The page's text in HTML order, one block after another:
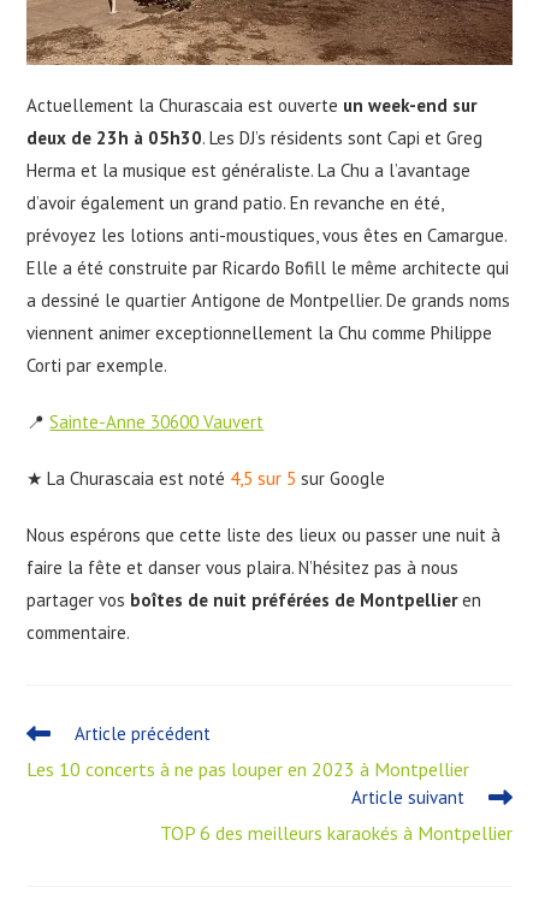
Actuellement la Churascaia est ouverte un week-end sur
deux de 23h à 05h30. Les DJ’s résidents sont Capi et Greg
Herma et la musique est généraliste. La Chu a l’avantage
d’avoir également un grand patio. En revanche en été,
prévoyez les lotions anti-moustiques, vous êtes en Camargue.
Elle a été construite par Ricardo Bofill le même architecte qui
a dessiné le quartier Antigone de Montpellier. De grands noms
viennent animer exceptionnellement la Chu comme Philippe
Corti par exemple.
📍Sainte-Anne 30600 Vauvert
★ La Churascaia est noté 4,5 sur 5 sur Google
Nous espérons que cette liste des lieux ou passer une nuit à
faire la fête et danser vous plaira. N’hésitez pas à nous
partager vos boîtes de nuit préférées de Montpellieren
commentaire.
Article précédent
Les 10 concerts à ne pas louper en 2023 à Montpellier
Article suivant
TOP 6 des meilleurs karaokés à Montpellier